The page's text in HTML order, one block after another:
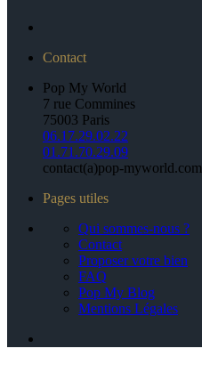
Contact
Pop My World
7 rue Commines
75003 Paris
06.17.29.02.22
01.71.70.29.09
contact(a)pop-myworld.com
Pages utiles
Qui sommes-nous ?
Contact
Proposer votre bien
FAQ
Pop My Blog
Mentions Légales